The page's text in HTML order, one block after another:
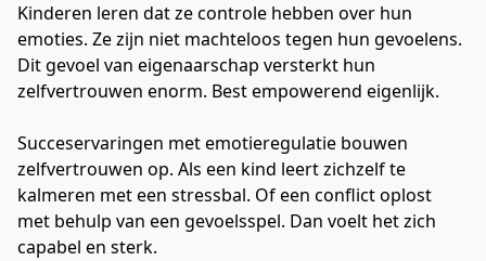
Kinderen leren dat ze controle hebben over hun
emoties. Ze zijn niet machteloos tegen hun gevoelens.
Dit gevoel van eigenaarschap versterkt hun
zelfvertrouwen enorm. Best empowerend eigenlijk.
Succeservaringen met emotieregulatie bouwen
zelfvertrouwen op. Als een kind leert zichzelf te
kalmeren met een stressbal. Of een conflict oplost
met behulp van een gevoelsspel. Dan voelt het zich
capabel en sterk.